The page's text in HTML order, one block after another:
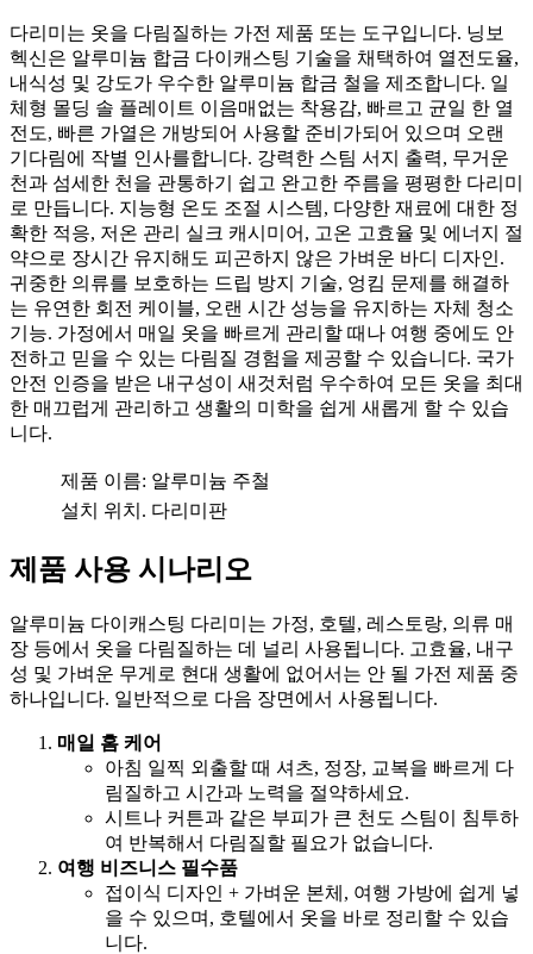
다리미는 옷을 다림질하는 가전 제품 또는 도구입니다. 닝보
헥신은 알루미늄 합금 다이캐스팅 기술을 채택하여 열전도율,
내식성 및 강도가 우수한 알루미늄 합금 철을 제조합니다. 일
체형 몰딩 솔 플레이트 이음매없는 착용감, 빠르고 균일 한 열
전도, 빠른 가열은 개방되어 사용할 준비가되어 있으며 오랜
기다림에 작별 인사를합니다. 강력한 스팀 서지 출력, 무거운
천과 섬세한 천을 관통하기 쉽고 완고한 주름을 평평한 다리미
로 만듭니다. 지능형 온도 조절 시스템, 다양한 재료에 대한 정
확한 적응, 저온 관리 실크 캐시미어, 고온 고효율 및 에너지 절
약으로 장시간 유지해도 피곤하지 않은 가벼운 바디 디자인.
귀중한 의류를 보호하는 드립 방지 기술, 엉킴 문제를 해결하
는 유연한 회전 케이블, 오랜 시간 성능을 유지하는 자체 청소
기능. 가정에서 매일 옷을 빠르게 관리할 때나 여행 중에도 안
전하고 믿을 수 있는 다림질 경험을 제공할 수 있습니다. 국가
안전 인증을 받은 내구성이 새것처럼 우수하여 모든 옷을 최대
한 매끄럽게 관리하고 생활의 미학을 쉽게 새롭게 할 수 있습
니다.
제품 이름: 알루미늄 주철
설치 위치. 다리미판
제품 사용 시나리오
알루미늄 다이캐스팅 다리미는 가정, 호텔, 레스토랑, 의류 매
장 등에서 옷을 다림질하는 데 널리 사용됩니다. 고효율, 내구
성 및 가벼운 무게로 현대 생활에 없어서는 안 될 가전 제품 중
하나입니다. 일반적으로 다음 장면에서 사용됩니다.
매일 홈 케어
아침 일찍 외출할 때 셔츠, 정장, 교복을 빠르게 다
림질하고 시간과 노력을 절약하세요.
시트나 커튼과 같은 부피가 큰 천도 스팀이 침투하
여 반복해서 다림질할 필요가 없습니다.
여행 비즈니스 필수품
접이식 디자인 + 가벼운 본체, 여행 가방에 쉽게 넣
을 수 있으며, 호텔에서 옷을 바로 정리할 수 있습
니다.